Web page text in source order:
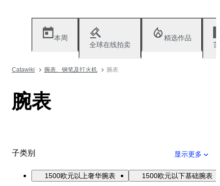
本周
全球在线拍卖
精选作品
Catawiki 腕表、钢笔及打火机 腕表
腕表
子类别 显示更多
1500欧元以上奢华腕表 1500欧元以下基础腕表